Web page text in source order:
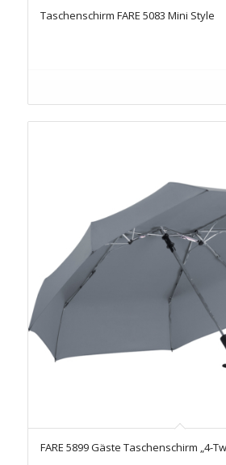
Taschenschirm FARE 5083 Mini Style
FARE 5899 Gäste Taschenschirm „4-